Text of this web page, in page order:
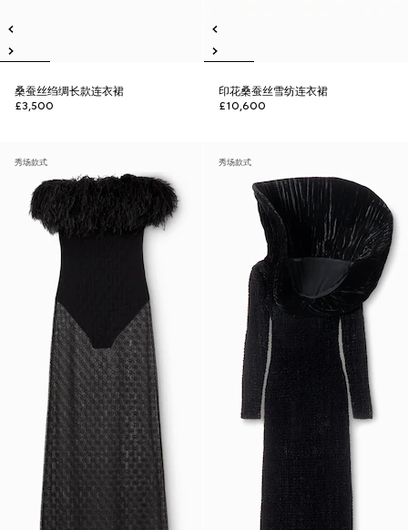
桑蚕丝绉绸长款连衣裙
£3,500
印花桑蚕丝雪纺连衣裙
£10,600
秀场款式 秀场款式